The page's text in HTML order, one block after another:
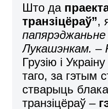
Што да
транзіцёраў”,
Лукашэнкам. –
Грузію і
таго, за гэтым
стварыць
транзіцёраў –